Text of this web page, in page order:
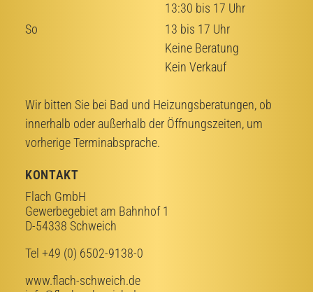
13:30 bis 17 Uhr
So
13 bis 17 Uhr
Keine Beratung
Kein Verkauf
Wir bitten Sie bei Bad­ und Heizungsberatungen, ob
innerhalb oder außerhalb der Öffnungszeiten, um
vorherige Terminabsprache.
KONTAKT
Flach GmbH
Gewerbegebiet am Bahnhof 1
D-54338 Schweich
Tel +49 (0) 6502-9138-0
www.flach-schweich.de